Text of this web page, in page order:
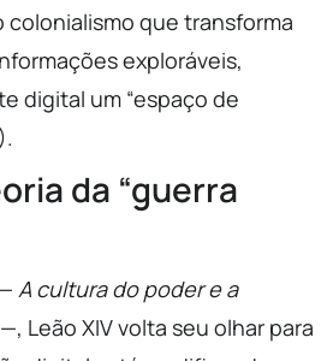
colonialismo que transforma
exploráveis,
digital um “espaço de
da “guerra
A cultura do poder e a
Leão XIV volta seu olhar para